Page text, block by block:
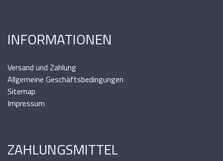
INFORMATIONEN
Versand und Zahlung
Allgemeine Geschäftsbedingungen
Sitemap
Impressum
ZAHLUNGSMITTEL